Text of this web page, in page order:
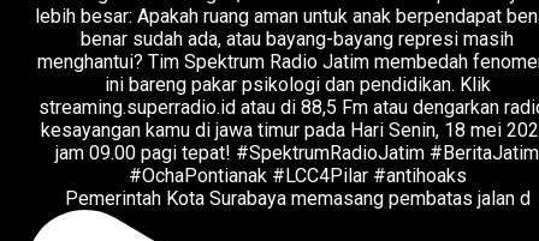
Pemerintah Kota Surabaya memasang pembatas jalan d